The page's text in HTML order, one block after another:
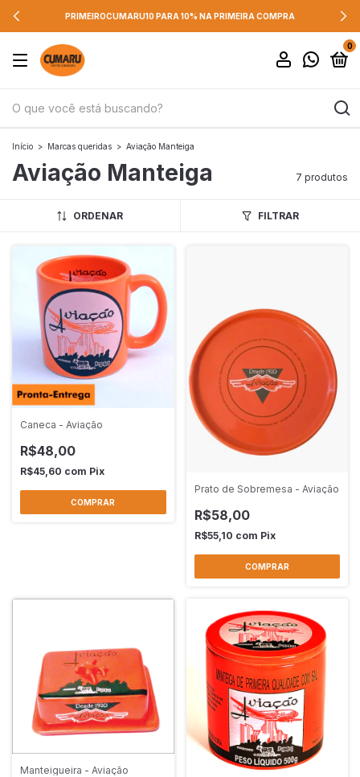
PRIMEIROCUMARU10 PARA 10% NA PRIMEIRA COMPRA
0
Início > Marcas queridas > Aviação Manteiga
Aviação Manteiga 7 produtos
ORDENAR FILTRAR
Caneca - Aviação
R$48,00
R$45,60 com Pix
Prato de Sobremesa - Aviação
R$58,00
R$55,10 com Pix
Manteigueira - Aviação